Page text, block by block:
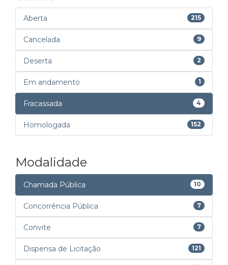
Aberta 215
Cancelada 9
Deserta 2
Em andamento 1
Fracassada 4
Homologada 152
Modalidade
Chamada Pública 10
Concorrência Pública 7
Convite 7
Dispensa de Licitação 121